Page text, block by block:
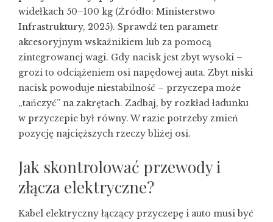
widełkach 50–100 kg (Źródło: Ministerstwo
Infrastruktury, 2025). Sprawdź ten parametr
akcesoryjnym wskaźnikiem lub za pomocą
zintegrowanej wagi. Gdy nacisk jest zbyt wysoki –
grozi to odciążeniem osi napędowej auta. Zbyt niski
nacisk powoduje niestabilność – przyczepa może
„tańczyć” na zakrętach. Zadbaj, by rozkład ładunku
w przyczepie był równy. W razie potrzeby zmień
pozycję najcięższych rzeczy bliżej osi.
Jak skontrolować przewody i
złącza elektryczne?
Kabel elektryczny łączący przyczepę i auto musi być